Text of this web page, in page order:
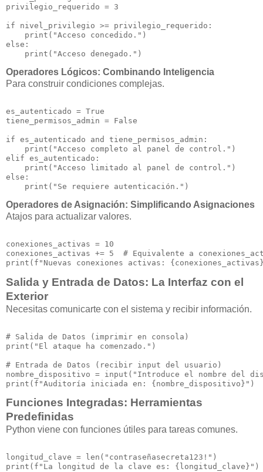
privilegio_requerido = 3
if nivel_privilegio >= privilegio_requerido:
    print("Acceso concedido.")
else:
Operadores Lógicos: Combinando Inteligencia
Para construir condiciones complejas.
es_autenticado = True
tiene_permisos_admin = False
if es_autenticado and tiene_permisos_admin:
    print("Acceso completo al panel de control.")
elif es_autenticado:
    print("Acceso limitado al panel de control.")
else:
Operadores de Asignación: Simplificando Asignaciones
Atajos para actualizar valores.
conexiones_activas = 10
conexiones_activas += 5  # Equivalente a
Salida y Entrada de Datos: La Interfaz con el
Exterior
Necesitas comunicarte con el sistema y recibir información.
# Salida de Datos (imprimir en consola)
print("El ataque ha comenzado.")
# Entrada de Datos (recibir input del usuario)
nombre_dispositivo = input("Introduce el nombre del
Funciones Integradas: Herramientas
Predefinidas
Python viene con funciones útiles para tareas comunes.
longitud_clave = len("contraseñasecreta123!")
print(f"La longitud de la clave es: {longitud_clave}")